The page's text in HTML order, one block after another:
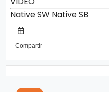
Native SW Native SB
Compartir